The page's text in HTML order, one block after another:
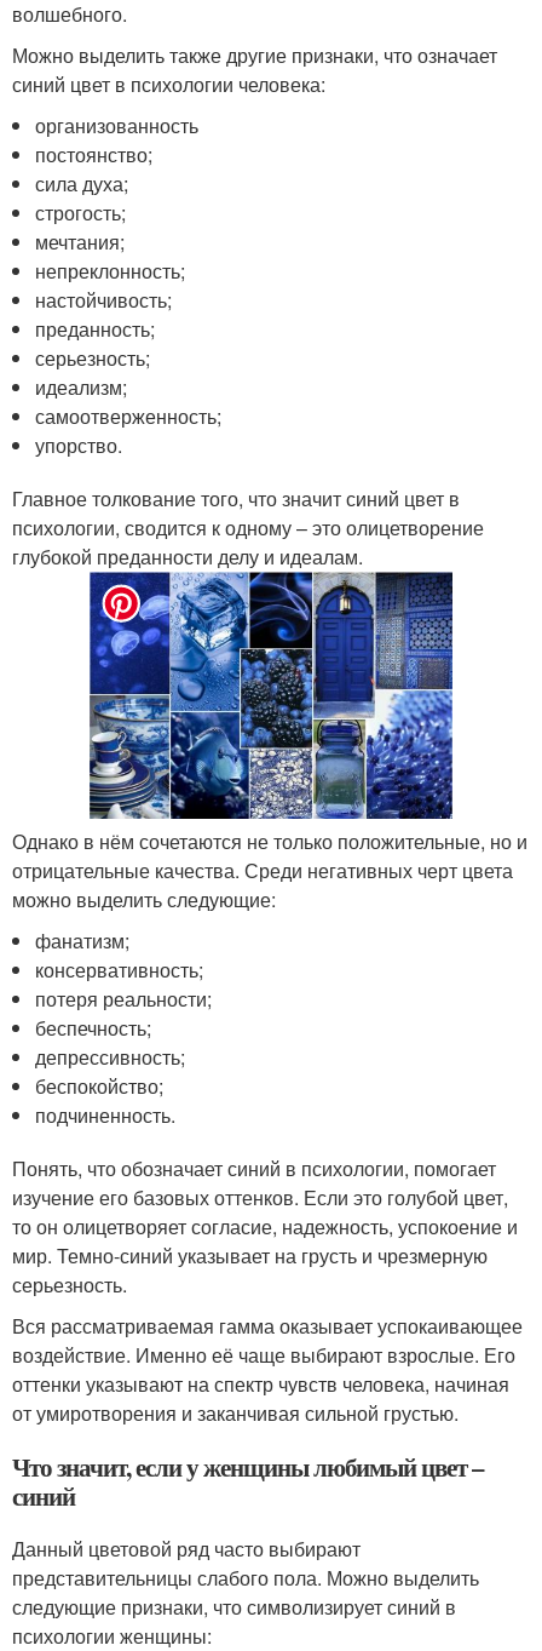
волшебного.
Можно выделить также другие признаки, что означает
синий цвет в психологии человека:
организованность
постоянство;
сила духа;
строгость;
мечтания;
непреклонность;
настойчивость;
преданность;
серьезность;
идеализм;
самоотверженность;
упорство.
Главное толкование того, что значит синий цвет в
психологии, сводится к одному – это олицетворение
глубокой преданности делу и идеалам.
Однако в нём сочетаются не только положительные, но и
отрицательные качества. Среди негативных черт цвета
можно выделить следующие:
фанатизм;
консервативность;
потеря реальности;
беспечность;
депрессивность;
беспокойство;
подчиненность.
Понять, что обозначает синий в психологии, помогает
изучение его базовых оттенков. Если это голубой цвет,
то он олицетворяет согласие, надежность, успокоение и
мир. Темно-синий указывает на грусть и чрезмерную
серьезность.
Вся рассматриваемая гамма оказывает успокаивающее
воздействие. Именно её чаще выбирают взрослые. Его
оттенки указывают на спектр чувств человека, начиная
от умиротворения и заканчивая сильной грустью.
Что значит, если у женщины любимый цвет –
синий
Данный цветовой ряд часто выбирают
представительницы слабого пола. Можно выделить
следующие признаки, что символизирует синий в
психологии женщины: